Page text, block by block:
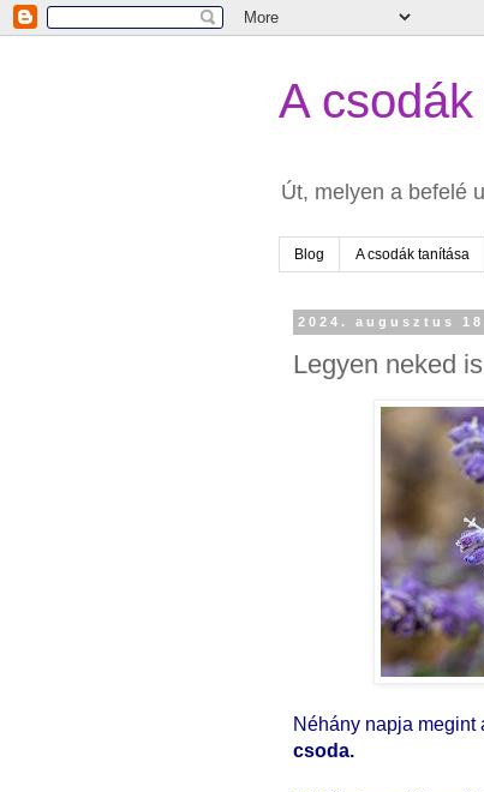
A
Út, melyen a befelé
Blog A csodák tanítása
2024. augusztus
Legyen neked
Néhány napja megint
csoda.